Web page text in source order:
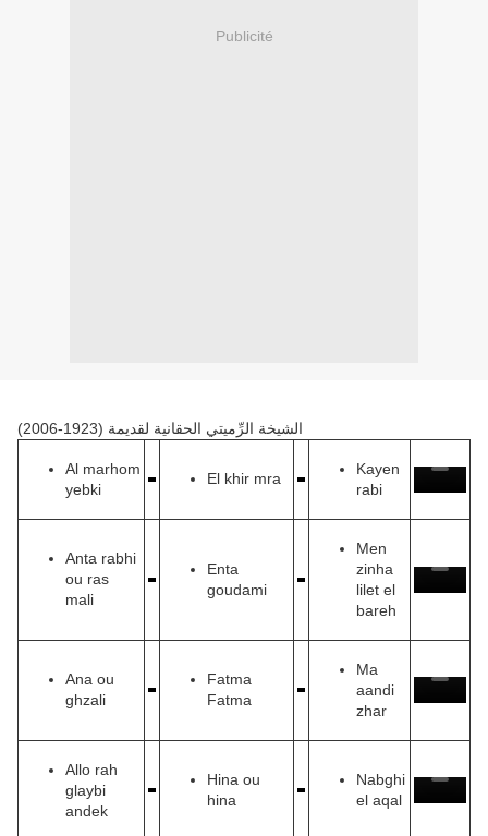
Publicité
الشيخة الرِّميتي الحقانية لقديمة (1923-2006)
Al marhom
yebki
El khir mra
Kayen
rabi
Anta rabhi
ou ras
mali
Enta
goudami
Men
zinha
lilet el
bareh
Ana ou
ghzali
Fatma
Fatma
Ma
aandi
zhar
Allo rah
glaybi
andek
Hina ou
hina
Nabghi
el aqal